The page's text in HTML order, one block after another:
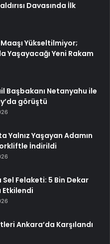
Davasında İlk
Maaşı Yükseltilmiyor;
Yaşayacağı Yeni Rakam
Başbakanı Netanyahu ile
görüştü
Yalnız Yaşayan Adamın
İndirildi
Sel Felaketi: 5 Bin Dekar
Etkilendi
Ankara’da Karşılandı